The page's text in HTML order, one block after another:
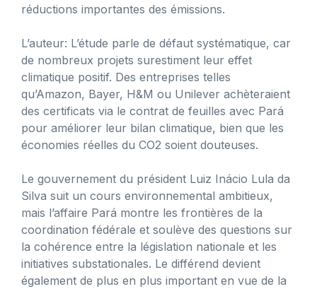
réductions importantes des émissions.
L’auteur: L’étude parle de défaut systématique, car
de nombreux projets surestiment leur effet
climatique positif. Des entreprises telles
qu’Amazon, Bayer, H&M ou Unilever achèteraient
des certificats via le contrat de feuilles avec Pará
pour améliorer leur bilan climatique, bien que les
économies réelles du CO2 soient douteuses.
Le gouvernement du président Luiz Inácio Lula da
Silva suit un cours environnemental ambitieux,
mais l’affaire Pará montre les frontières de la
coordination fédérale et soulève des questions sur
la cohérence entre la législation nationale et les
initiatives substationales. Le différend devient
également de plus en plus important en vue de la